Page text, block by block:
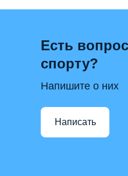
Есть
спорту?
Напишите о них
Написать